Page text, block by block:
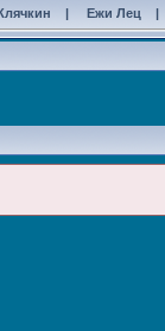
| Ежи Лец |